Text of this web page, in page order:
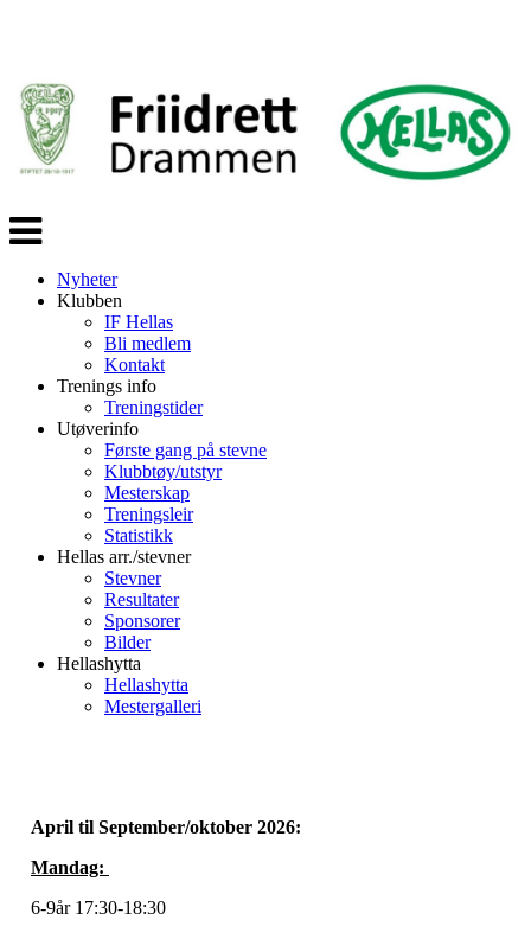
Veksle
navigasjon
Nyheter
Klubben
IF Hellas
Bli medlem
Kontakt
Trenings info
Treningstider
Utøverinfo
Første gang på stevne
Klubbtøy/utstyr
Mesterskap
Treningsleir
Statistikk
Hellas arr./stevner
Stevner
Resultater
Sponsorer
Bilder
Hellashytta
Hellashytta
Mestergalleri
April til September/oktober 2026:
Mandag:
6-9år 17:30-18:30